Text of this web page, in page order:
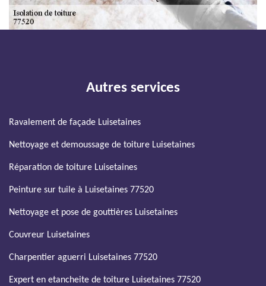
Autres services
Ravalement de façade Luisetaines
Nettoyage et demoussage de toiture Luisetaines
Réparation de toiture Luisetaines
Peinture sur tuile à Luisetaines 77520
Nettoyage et pose de gouttières Luisetaines
Couvreur Luisetaines
Charpentier aguerri Luisetaines 77520
Expert en etancheite de toiture Luisetaines 77520